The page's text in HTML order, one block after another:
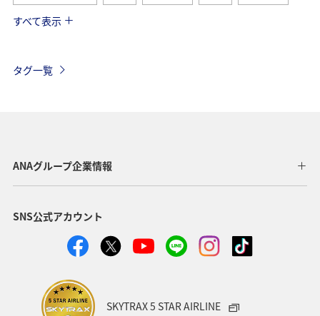
夏 旅ナカ
すべて表示
タグ一覧
ANAグループ企業情報
SNS公式アカウント
SKYTRAX 5 STAR AIRLINE